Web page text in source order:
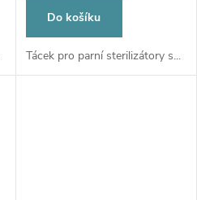
Do košíku
Tácek pro parní sterilizátory s...